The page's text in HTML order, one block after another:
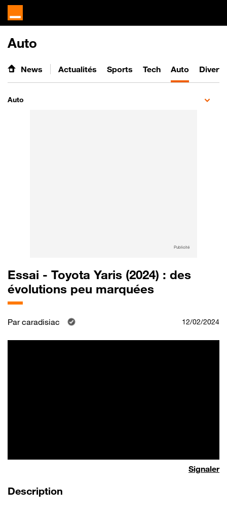
Auto
News Actualités Sports Tech Auto
Auto
Publicité
Essai - Toyota Yaris (2024) : des
évolutions peu marquées
Parcaradisiac 12/02/2024
Signaler
Description